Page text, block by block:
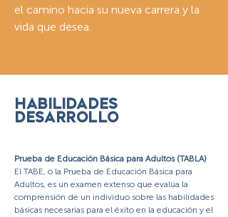
el camino hacia su nueva carrera y la
vida que desea.
HABILIDADES
DESARROLLO
Prueba de Educación Básica para Adultos (TABLA)
El TABE, o la Prueba de Educación Básica para
Adultos, es un examen extenso que evalúa la
comprensión de un individuo sobre las habilidades
básicas necesarias para el éxito en la educación y el